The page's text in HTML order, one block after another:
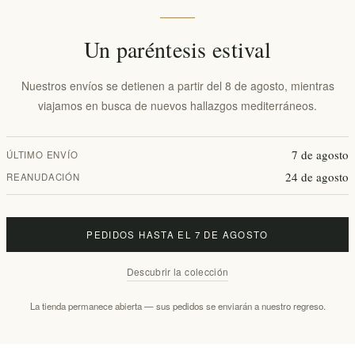
Visión general Contáctenos
y cerdas suaves densamente empaquetadas hechas de
él, la higiene bucal se vuelve efectiva y segura para el esmalte y las
Un paréntesis estival
Nuestros envíos se detienen a partir del 8 de agosto, mientras
viajamos en busca de nuevos hallazgos mediterráneos.
ÚLTIMO ENVÍO 7 de agosto
REANUDACIÓN 24 de agosto
PEDIDOS HASTA EL 7 DE AGOSTO
Descubrir la colección
La tienda permanece abierta — sus pedidos se enviarán a nuestro regreso.